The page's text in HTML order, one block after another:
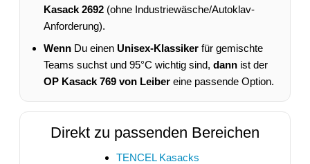
Kasack 2692 (ohne Industriewäsche/Autoklav-
Anforderung).
Wenn Du einen Unisex-Klassiker für gemischte
Teams suchst und 95°C wichtig sind, dann ist der
OP Kasack 769 von Leiber eine passende Option.
Direkt zu passenden Bereichen
TENCEL Kasacks